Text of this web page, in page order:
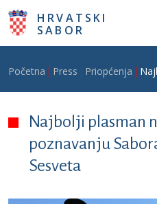
Skoči na glavni sadržaj
HRVATSKI
SABOR
Breadcrumb
Početna Press Priopćenja
Najbolji plasman
poznavanju
Sesveta